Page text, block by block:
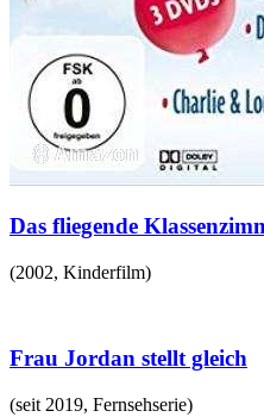
Das fliegende
(2002, Kinderfilm)
Frau Jordan stellt gleich
(seit 2019, Fernsehserie)